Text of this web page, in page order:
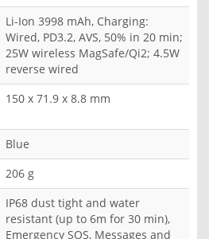
Li-Ion 3998 mAh, Charging:
Wired, PD3.2, AVS, 50% in 20 min;
25W wireless MagSafe/Qi2; 4.5W
reverse wired
150 x 71.9 x 8.8 mm
Blue
206 g
IP68 dust tight and water
resistant (up to 6m for 30 min),
Emergency SOS, Messages and